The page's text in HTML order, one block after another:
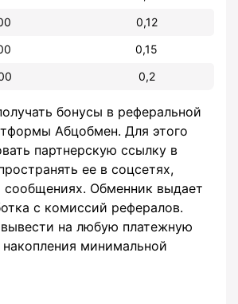
0,12
0,15
0,2
бонусы в реферальной
Абцобмен. Для этого
партнерскую ссылку в
ее в соцсетях,
сообщениях. Обменник выдает
с комиссий рефералов.
на любую платежную
минимальной